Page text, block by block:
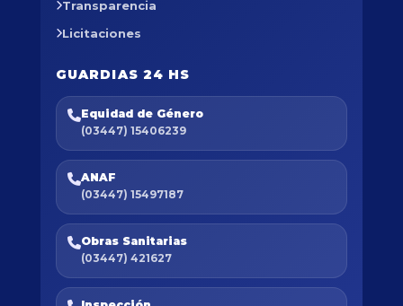
Transparencia
Licitaciones
GUARDIAS 24 HS
Equidad de Género
(03447) 15406239
ANAF
(03447) 15497187
Obras Sanitarias
(03447) 421627